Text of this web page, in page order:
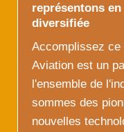
représentons
diversifiée
Accomplissez ce
Aviation est un
l'ensemble de
sommes des
nouvelles